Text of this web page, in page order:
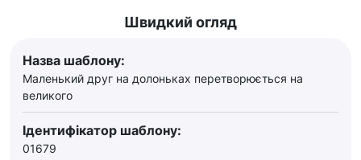
Швидкий огляд
Назва шаблону:
Маленький друг на долоньках перетворюється на
великого
Ідентифікатор шаблону:
01679